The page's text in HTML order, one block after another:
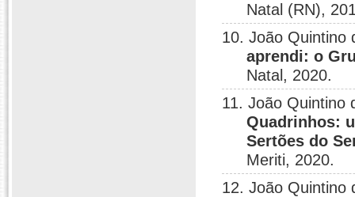
Natal (RN),
10. João Quintino
aprendi: o
Natal, 2020.
11. João Quintino
Quadrinhos:
Sertões do
Meriti, 2020.
12. João Quintino